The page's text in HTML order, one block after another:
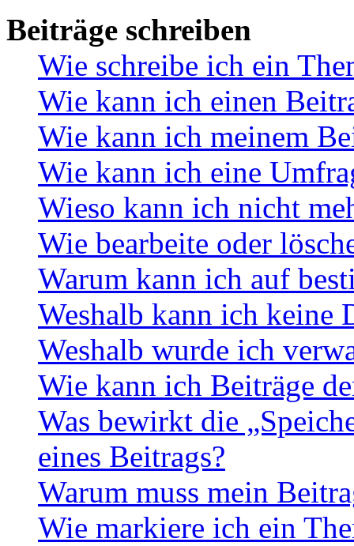
Beiträge schreiben
Wie schreibe ich ein
Wie kann ich einen
Wie kann ich meinem
Wie kann ich eine
Wieso kann ich nicht
Wie bearbeite oder
Warum kann ich auf
Weshalb kann ich keine
Weshalb wurde ich
Wie kann ich Beiträge
Was bewirkt die
eines Beitrags?
Warum muss mein
Wie markiere ich ein